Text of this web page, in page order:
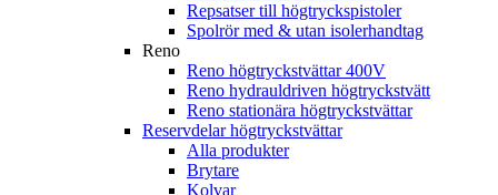
Repsatser till högtryckspistoler
Spolrör med & utan isolerhandtag
Reno
Reno högtryckstvättar 400V
Reno hydrauldriven högtryckstvätt
Reno stationära högtryckstvättar
Reservdelar högtryckstvättar
Alla produkter
Brytare
Kolvar